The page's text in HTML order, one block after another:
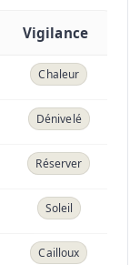
Vigilance
Chaleur
Dénivelé
Réserver
Soleil
Cailloux